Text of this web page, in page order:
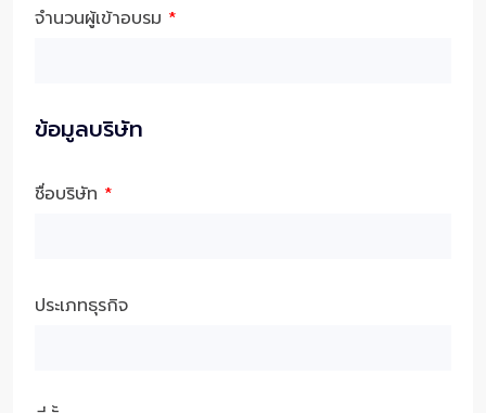
จำนวนผู้เข้าอบรม *
ข้อมูลบริษัท
ชื่อบริษัท *
ประเภทธุรกิจ